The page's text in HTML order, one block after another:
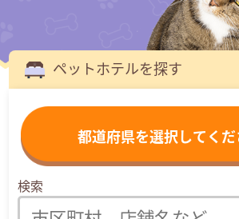
ペットホテルを探す
都道府県を選択してく
検索